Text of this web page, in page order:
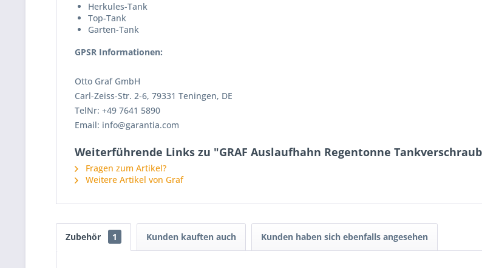
Herkules-Tank
Top-Tank
Garten-Tank
GPSR Informationen:
Otto Graf GmbH
Carl-Zeiss-Str. 2-6, 79331 Teningen, DE
TelNr: +49 7641 5890
Email: info@garantia.com
Weiterführende Links zu "GRAF Auslaufhahn Regentonne
Fragen zum Artikel?
Weitere Artikel von Graf
Zubehör 1 Kunden kauften auch Kunden haben sich ebenfalls angesehen